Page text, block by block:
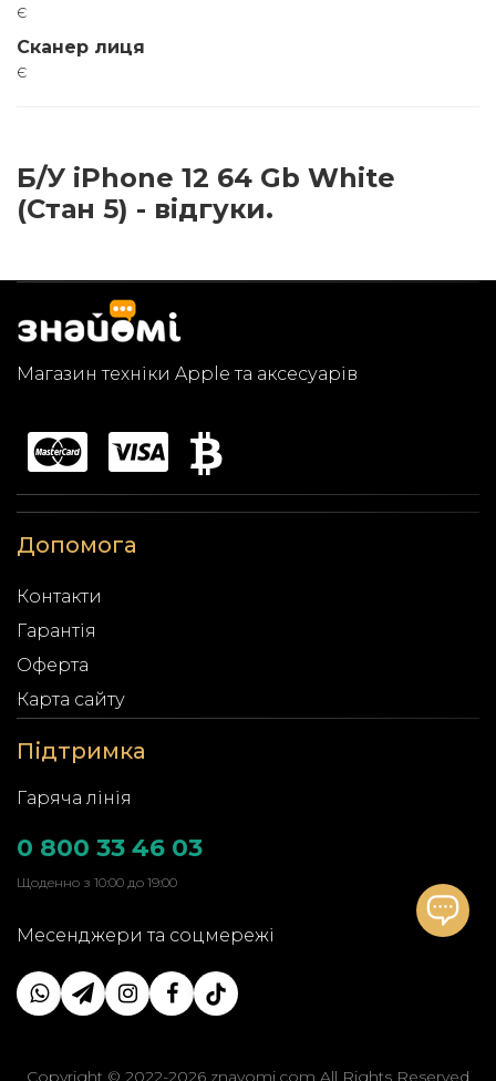
є
Сканер лиця
є
Б/У iPhone 12 64 Gb White
(Стан 5) - відгуки.
Магазин техніки Apple та аксесуарів
Допомога
Контакти
Гарантія
Оферта
Карта сайту
Підтримка
Гаряча лінія
0 800 33 46 03
Щоденно з 10:00 до 19:00
Месенджери та соцмережі